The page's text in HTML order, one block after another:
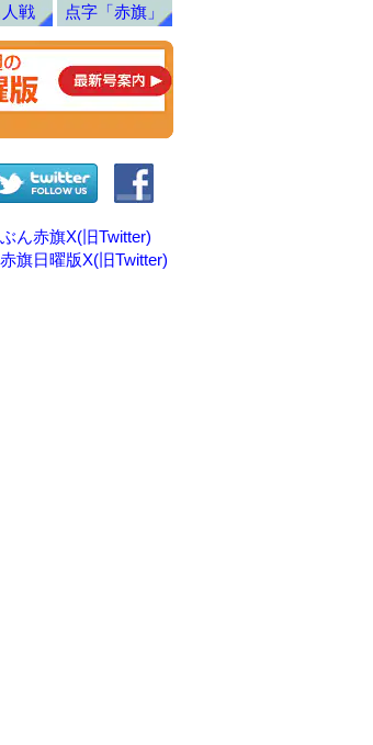
戦
点字「赤旗」
ん赤旗X(旧Twitter)
旗日曜版X(旧Twitter)